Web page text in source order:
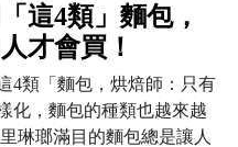
這4類」麵包，
才會買！
4類「麵包，烘焙師：只有
化，麵包的種類也越來越
琳瑯滿目的麵包總是讓人